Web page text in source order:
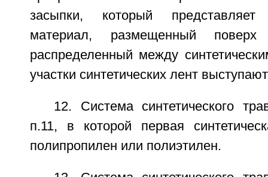
засыпки, который
материал, размещенный
распределенный между
участки синтетических лент
12. Система синтетического
п.11, в которой первая
полипропилен или полиэтилен.